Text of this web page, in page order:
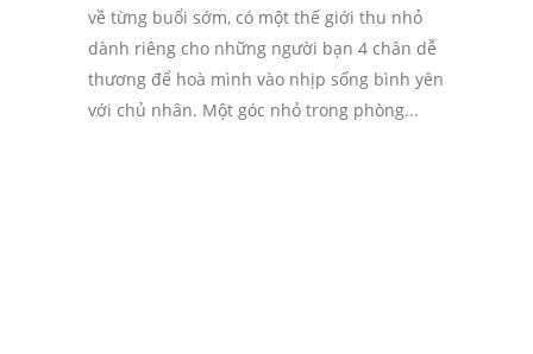
về từng buổi sớm, có một thế giới thu nhỏ
dành riêng cho những người bạn 4 chân dễ
thương để hoà mình vào nhịp sống bình yên
với chủ nhân. Một góc nhỏ trong phòng...